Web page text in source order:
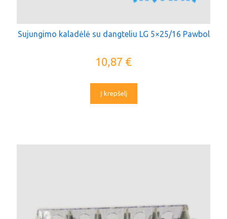
Sujungimo kaladėlė su dangteliu LG 5×25/16 Pawbol
10,87 €
Į krepšelį